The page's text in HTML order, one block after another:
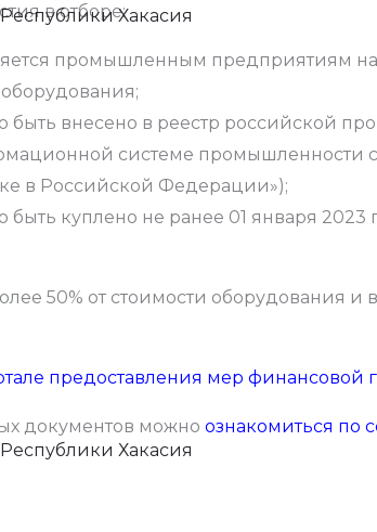
Хакасия
Хакасия
в отборе:
промышленным предприятиям на
быть внесено в реестр российской
системе промышленности
в Российской Федерации»);
быть куплено не ранее 01 января
50% от стоимости оборудования
предоставления мер финансовой
документов можно ознакомиться по